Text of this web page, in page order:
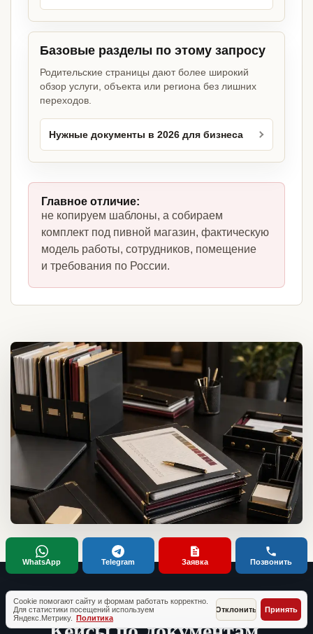
Базовые разделы по этому запросу
Родительские страницы дают более широкий
обзор услуги, объекта или региона без лишних
переходов.
Нужные документы в 2026 для бизнеса
Главное отличие:
не копируем шаблоны, а собираем
комплект под пивной магазин, фактическую
модель работы, сотрудников, помещение
и требования по России.
ТИПОВЫЕ СИТУАЦИИ КЛИЕНТОВ
Cookie помогают сайту и формам работать корректно.
Для статистики посещений используем
Яндекс.Метрику. Политика
Отклонить Принять
WhatsApp Telegram Заявка Позвонить